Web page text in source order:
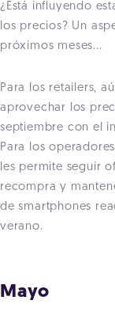
¿Está influyendo
los precios? Un
próximos meses...
Para los retailers,
aprovechar los
septiembre con el
Para los
les permite seguir
recompra y
de smartphones
verano.
Mayo